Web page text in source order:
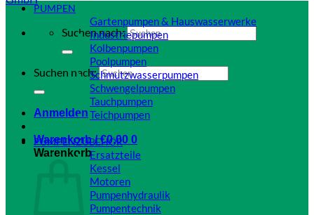
Suchen nach:
Suchen nach:
Anmelden
Warenkorb /€0,00 0
Warenkorb
PUMPEN
Gartenpumpen & Hauswasserwerke
Industriepumpen
Kolbenpumpen
Poolpumpen
Schmutzwasserpumpen
Schwengelpumpen
Tauchpumpen
Teichpumpen
PUMPENZUBEHÖR
Ersatzteile
Kessel
Motoren
Pumpenhydraulik
Pumpentechnik